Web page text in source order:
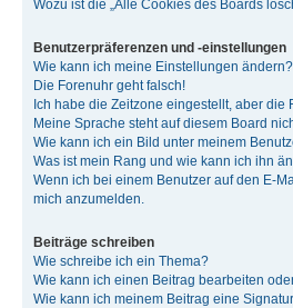
Wozu ist die „Alle Cookies des Boards
Benutzerpräferenzen und -einstellungen
Wie kann ich meine Einstellungen ändern?
Die Forenuhr geht falsch!
Ich habe die Zeitzone eingestellt, aber die
Meine Sprache steht auf diesem Board
Wie kann ich ein Bild unter meinem
Was ist mein Rang und wie kann ich ihn
Wenn ich bei einem Benutzer auf den E-
mich anzumelden.
Beiträge schreiben
Wie schreibe ich ein Thema?
Wie kann ich einen Beitrag bearbeiten
Wie kann ich meinem Beitrag eine